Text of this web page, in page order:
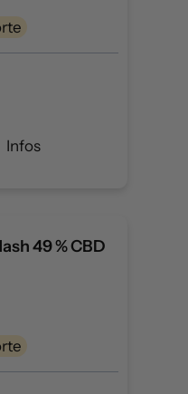
Infos
49 % CBD